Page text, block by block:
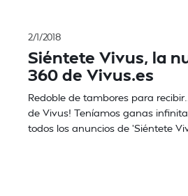
2/1/2018
Siéntete Vivus, la
360 de Vivus.es
Redoble de tambores para
de Vivus! Teníamos ganas
todos los anuncios de 'Siéntete